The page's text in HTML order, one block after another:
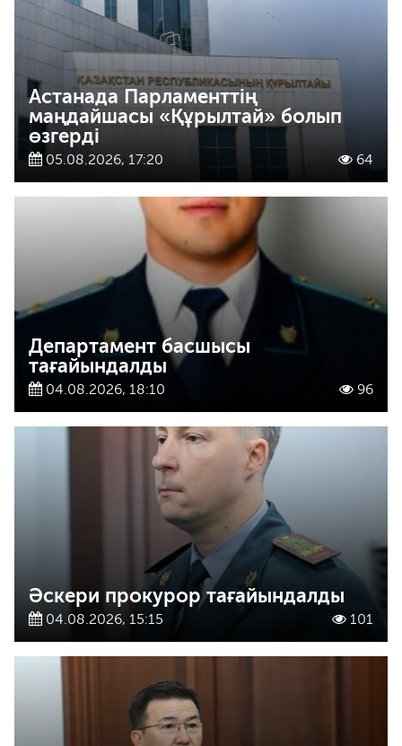
Астанада Парламенттің
маңдайшасы «Құрылтай» болып
өзгерді
05.08.2026, 17:20 64
Департамент басшысы
тағайындалды
04.08.2026, 18:10 96
Әскери прокурор тағайындалды
04.08.2026, 15:15 101